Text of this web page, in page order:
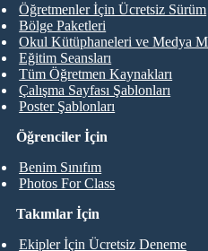
Öğrenciler İçin
Benim Sınıfım
Photos For Class
Öğretmenler İçin Ücretsiz Sürüm
Bölge Paketleri
Okul Kütüphaneleri ve Medya
Eğitim Seansları
Tüm Öğretmen Kaynakları
Çalışma Sayfası Şablonları
Poster Şablonları
Takımlar İçin
Ekipler İçin Ücretsiz Deneme